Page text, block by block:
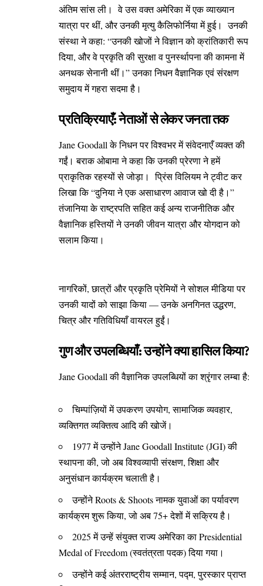
अंतिम सांस ली। वे उस वक्त अमेरिका में एक व्याख्यान
यात्रा पर थीं, और उनकी मृत्यु कैलिफोर्निया में हुई। उनकी
संस्था ने कहा: “उनकी खोजों ने विज्ञान को क्रांतिकारी रूप
दिया, और वे प्रकृति की सुरक्षा व पुनर्स्थापना की कामना में
अनथक सेनानी थीं।” उनका निधन वैज्ञानिक एवं संरक्षण
समुदाय में गहरा सदमा है।
प्रतिक्रियाएँ: नेताओं से लेकर जनता तक
Jane Goodall के निधन पर विश्वभर में संवेदनाएँ व्यक्त की
गईं। बराक ओबामा ने कहा कि उनकी प्रेरणा ने हमें
प्राकृतिक रहस्यों से जोड़ा। प्रिंस विलियम ने ट्वीट कर
लिखा कि “दुनिया ने एक असाधारण आवाज खो दी है।”
तंजानिया के राष्ट्रपति सहित कई अन्य राजनीतिक और
वैज्ञानिक हस्तियों ने उनकी जीवन यात्रा और योगदान को
सलाम किया।
नागरिकों, छात्रों और प्रकृति प्रेमियों ने सोशल मीडिया पर
उनकी यादों को साझा किया — उनके अनगिनत उद्धरण,
चित्र और गतिविधियाँ वायरल हुईं।
गुण और उपलब्धियाँ: उन्होंने क्या हासिल किया?
Jane Goodall की वैज्ञानिक उपलब्धियों का श्रृंगार लम्बा है:
चिम्पांज़ियों में उपकरण उपयोग, सामाजिक व्यवहार,
व्यक्तिगत व्यक्तित्व आदि की खोजें।
1977 में उन्होंने Jane Goodall Institute (JGI) की
स्थापना की, जो अब विश्वव्यापी संरक्षण, शिक्षा और
अनुसंधान कार्यक्रम चलाती है।
उन्होंने Roots & Shoots नामक युवाओं का पर्यावरण
कार्यक्रम शुरू किया, जो अब 75+ देशों में सक्रिय है।
2025 में उन्हें संयुक्त राज्य अमेरिका का Presidential
Medal of Freedom (स्वतंत्रता पदक) दिया गया।
उन्होंने कई अंतरराष्ट्रीय सम्मान, पद्म, पुरस्कार प्राप्त